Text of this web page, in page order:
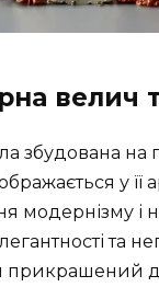
велич
збудована на
у її
модернізму і
та
прикрашений